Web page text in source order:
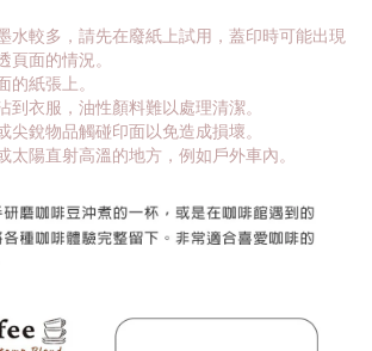
水較多，請先在廢紙上試用，蓋印時可能出現
頁面的情況。
的紙張上。
到衣服，油性顏料難以處理清潔。
尖銳物品觸碰印面以免造成損壞。
太陽直射高溫的地方，例如戶外車內。